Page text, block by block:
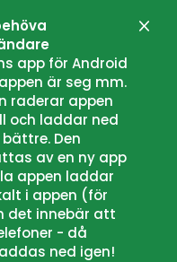
app för Android
är seg mm.
raderar appen
och laddar ned
Den
av en ny app
appen laddar
i appen (för
det innebär att
- då
ned igen!